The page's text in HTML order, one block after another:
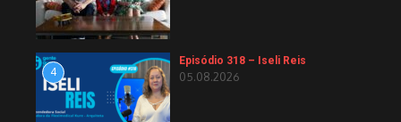
4
Episódio 318 – Iseli Reis
05.08.2026